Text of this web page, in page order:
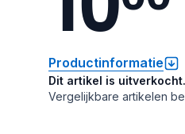
Productinformatie
Dit artikel is uitverkocht.
Vergelijkbare artikelen